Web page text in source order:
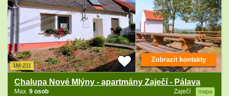
1M-211
Chalupa Nové Mlýny - apartmány Zaječí - Pálava
Zaječí mapa
Max. 9 osob
Zobrazit kontakty